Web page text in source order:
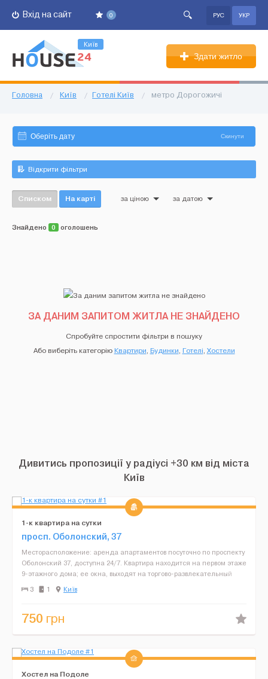
0
Вхід на сайт РУС УКР
Київ
Здати житло
Головна / Київ / Готелі Київ / метро Дорогожичі
Скинути
Відкрити фільтри
Списком На карті за ціною за датою
Знайдено 0 оголошень
ЗА ДАНИМ ЗАПИТОМ ЖИТЛА НЕ ЗНАЙДЕНО
Спробуйте спростити фільтри в пошуку
Або виберіть категоріюКвартири, Будинки, Готелі, Хостели
Дивитись пропозиції у радіусі +30 км від міста
Київ
1-к квартира на сутки
просп. Оболонский, 37
Месторасположение: аренда апартаментов посуточно по проспекту
Оболонский 37, доступна 24/7. Квартира находится на первом этаже
9-этажного дома; ее окна, выходят на торгово-развлекательный
центр «Дрим Таун-2», с крупней...
3 1 Київ
750 грн
Хостел на Подоле